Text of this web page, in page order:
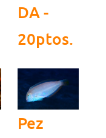
DA -
20ptos.
Pez